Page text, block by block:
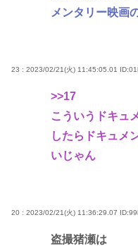
メンタリー映画
23 : 2023/02/21(火) 11:45:05.01
>>17
こういうドキュ
したらドキュメ
いじゃん
20 : 2023/02/21(火) 11:36:29.07
盗撮猪瀬は